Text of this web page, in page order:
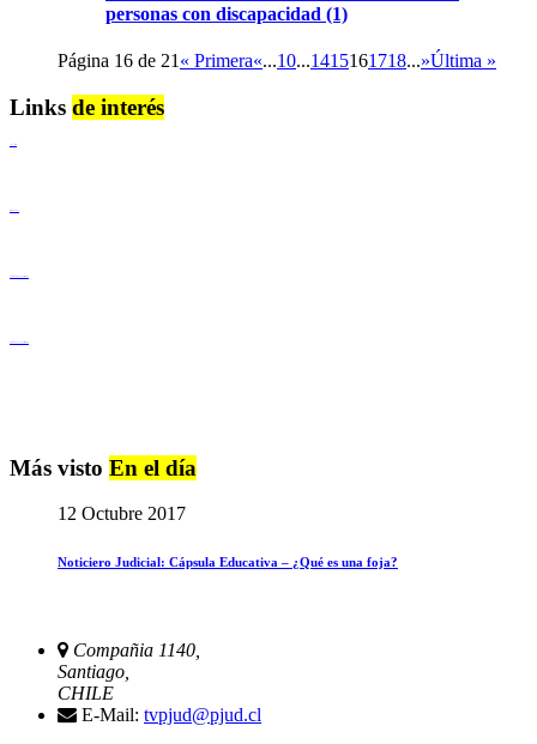
personas con discapacidad (1)
Página 16 de 21 « Primera«...10...1415161718...»Última »
Links de interés
Más visto En el día
12 Octubre 2017
Noticiero Judicial: Cápsula Educativa – ¿Qué es una foja?
Compañia 1140,
Santiago,
CHILE
E-Mail: tvpjud@pjud.cl